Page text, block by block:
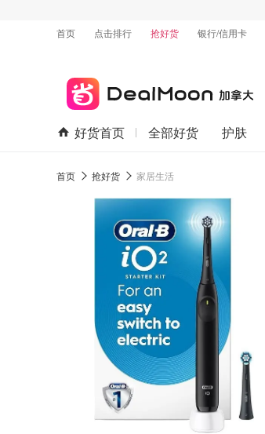
首页
点击排行 抢好货 银行/信用卡
好货首页 全部好货 护肤
首页 抢好货 家居生活